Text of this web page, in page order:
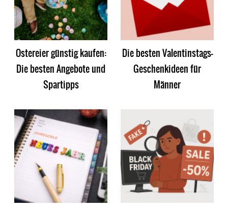
Ostereier günstig kaufen:
Die besten Angebote und
Spartipps
Die besten Valentinstags-
Geschenkideen für
Männer